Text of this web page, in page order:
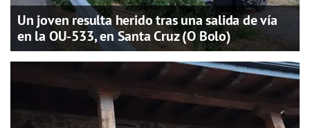
Un joven resulta herido tras una salida de vía
en la OU-533, en Santa Cruz (O Bolo)